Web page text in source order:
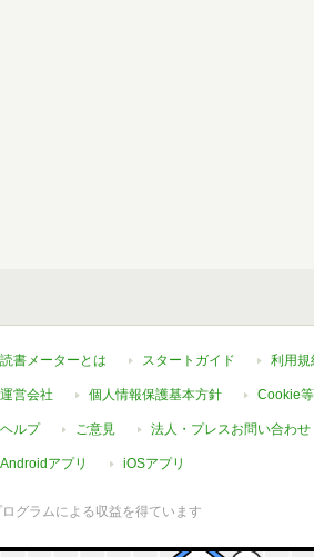
読書メーターとは スタートガイド 利用規
運営会社 個人情報保護基本方針 Cookie
ヘルプ ご意見 法人・プレスお問い合わせ
Androidアプリ iOSアプリ
グラムによる収益を得ています